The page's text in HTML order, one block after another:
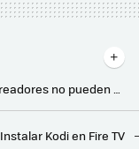
VLC para Android TV en problemas: sus creadores no pueden actualizar la app y le echan la culpa a Google
Estos discos de vinilo fabricados con plantas quieren resolver uno de los principales problemas del formato
Una jardinera ganó más de un millón de euros por el fallo de una web de juegos. Le dijeron que solo le pagarían 20.000, y ha ganado el juicio
Instalar Kodi en Fire TV